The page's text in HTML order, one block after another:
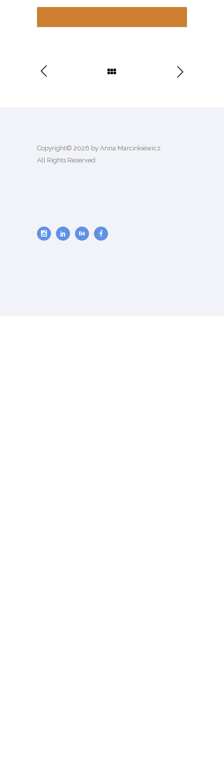
Brzoskwiniowy
Copyright© 2026 by Anna Marcinkiewicz
All Rights Reserved.